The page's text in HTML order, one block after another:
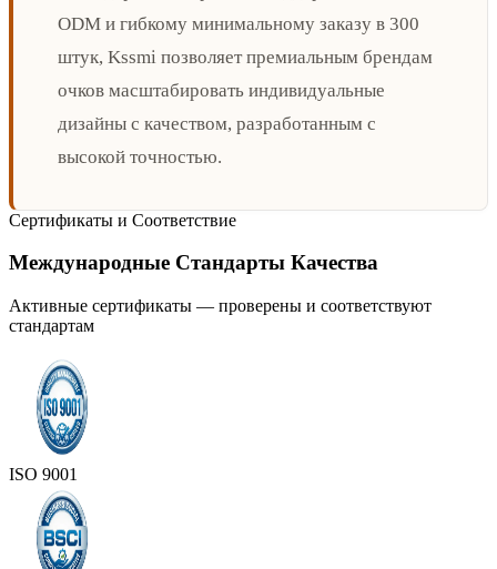
ODM и гибкому минимальному заказу в 300
штук, Kssmi позволяет премиальным брендам
очков масштабировать индивидуальные
дизайны с качеством, разработанным с
высокой точностью.
Сертификаты и Соответствие
Международные Стандарты Качества
Активные сертификаты — проверены и соответствуют
стандартам
ISO 9001